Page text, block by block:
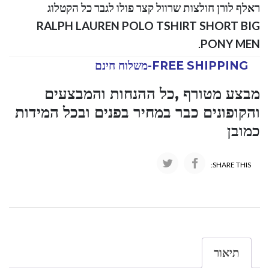
ראלף לורן חולצות שרוול קצר פולו לגבר כל הקטלוג
RALPH LAUREN POLO TSHIRT SHORT BIG
PONY MEN
.
FREE SHIPPING-משלוח חינם
מבצע מטורף ,כל ההנחות והמבצעים
והקופונים כבר במחיר בפנים ובכל המידות
כמובן
SHARE THIS:
תיאור